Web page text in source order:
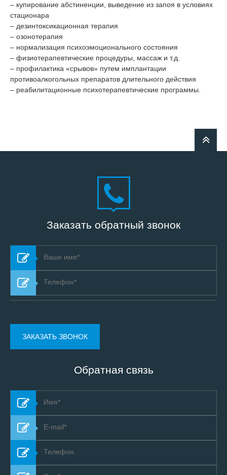
– купирование абстиненции, выведение из запоя в условиях
стационара
– дезинтоксикационная терапия
– озонотерапия
– нормализация психоэмоционального состояния
– физиотерапевтические процедуры, массаж и т.д.
– профилактика «срывов» путем имплантации
противоалкогольных препаратов длительного действия
– реабилитационные психотерапевтические программы.
Заказать обратный звонок
Обратная связь